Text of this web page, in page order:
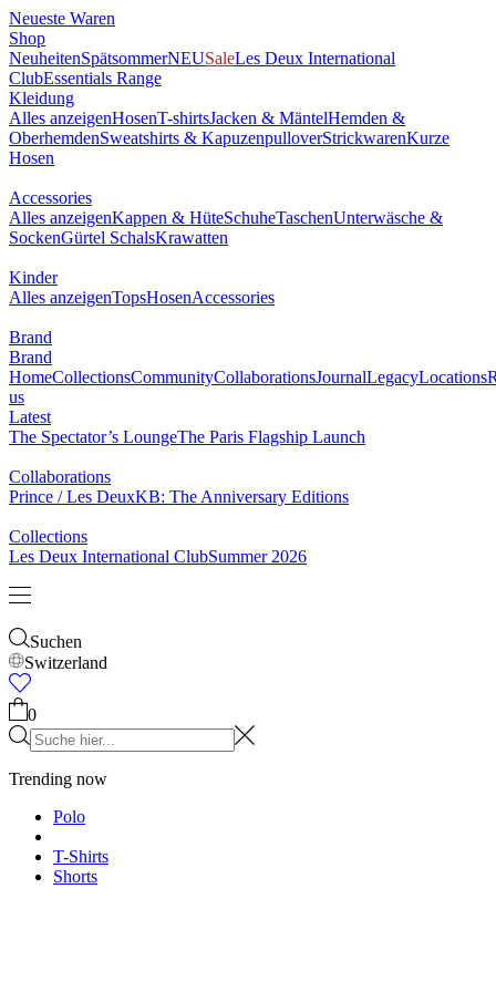
Neueste Waren
Shop
NeuheitenSpätsommerNEUSaleLes Deux International
ClubEssentials Range
Kleidung
Alles anzeigenHosenT-shirtsJacken & MäntelHemden &
OberhemdenSweatshirts & KapuzenpulloverStrickwarenKurze
Hosen
Accessories
Alles anzeigenKappen & HüteSchuheTaschenUnterwäsche &
SockenGürtel SchalsKrawatten
Kinder
Alles anzeigenTopsHosenAccessories
Brand
Brand
HomeCollectionsCommunityCollaborationsJournalLegacyLocations
us
Latest
The Spectator’s LoungeThe Paris Flagship Launch
Collaborations
Prince / Les DeuxKB: The Anniversary Editions
Collections
Les Deux International ClubSummer 2026
Suchen
Switzerland
0
Trending now
Polo
T-Shirts
Shorts